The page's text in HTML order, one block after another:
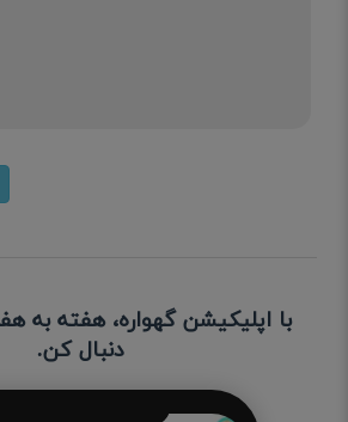
با اپلیکیشن گهواره، هفته به
دنبال کن.